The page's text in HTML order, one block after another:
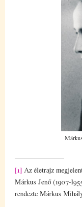
[1] Az életrajz
Márkus Jenő (1907-
rendezte Márkus